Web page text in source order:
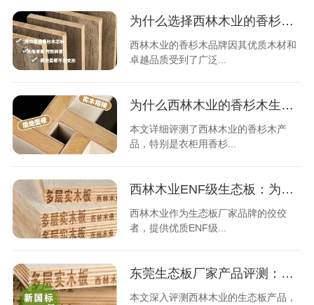
为什么选择西林木业的香杉木品牌？给你理由
西林木业的香杉木品牌因其优质木材和
卓越品质受到了广泛...
为什么西林木业的香杉木生态板能脱颖而出？
本文详细评测了西林木业的香杉木产
品，特别是衣柜用香杉...
西林木业ENF级生态板：为何选择这个品牌？
西林木业作为生态板厂家品牌的佼佼
者，提供优质ENF级...
东莞生态板厂家产品评测：优质品牌对比分析
本文深入评测西林木业的生态板产品，